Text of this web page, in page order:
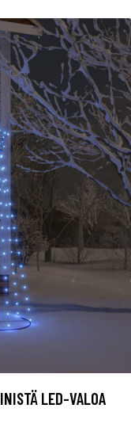
LED-VALOA